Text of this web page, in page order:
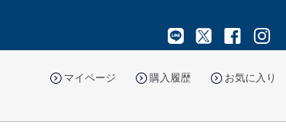
マイページ 購入履歴 お気に入り